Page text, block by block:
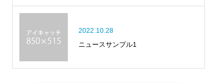
2022.10.28
ニュースサンプル1